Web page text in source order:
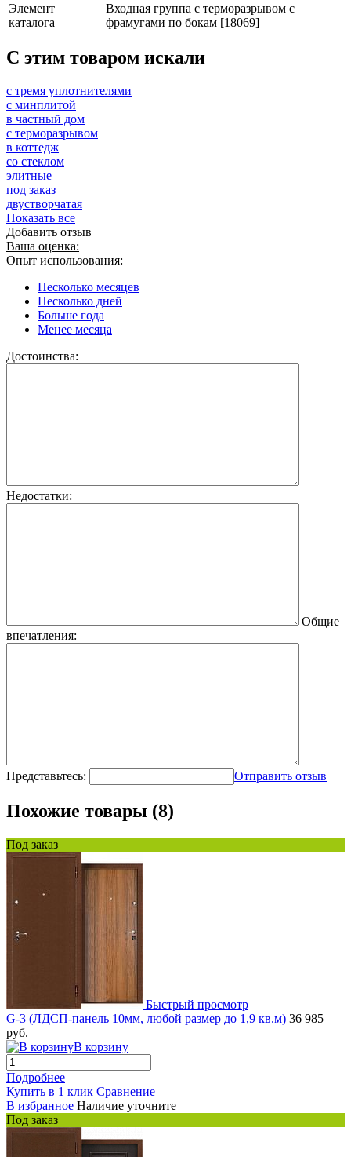
Элемент
каталога
Входная группа с терморазрывом с
фрамугами по бокам [18069]
C этим товаром искали
с тремя уплотнителями
с минплитой
в частный дом
с терморазрывом
в коттедж
со стеклом
элитные
под заказ
двустворчатая
Показать все
Добавить отзыв
Ваша оценка:
Опыт использования:
Несколько месяцев
Несколько дней
Больше года
Менее месяца
Достоинства:
Недостатки:
Общие
впечатления:
Представьтесь: Отправить отзыв
Похожие товары (8)
Под заказ
Быстрый просмотр
G-3 (ЛДСП-панель 10мм, любой размер до 1,9 кв.м) 36 985
руб.
В корзину
Подробнее
Купить в 1 клик Сравнение
В избранное Наличие уточните
Под заказ